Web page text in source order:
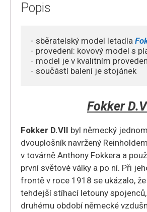
France
Popis
- sběratelský model letadla
- provedení: kovový model s
- model je v kvalitním
- součástí balení je stojánek
Fokker
Fokker D.VII byl německý
dvouplošník navržený
v továrně Anthony Fokkera a
první světové války a po ní. Při
frontě v roce 1918 se ukázalo,
tehdejší stíhací letouny
druhému období německé